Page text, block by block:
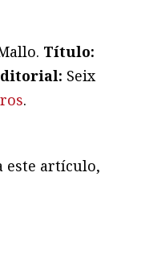
Título:
Seix
.
este artículo,